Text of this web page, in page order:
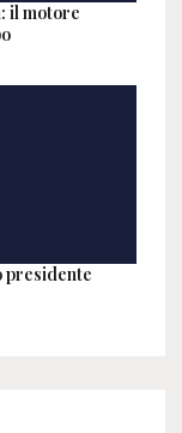
il motore
presidente